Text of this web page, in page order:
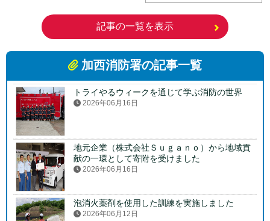
記事の一覧を表示
加西消防署の記事一覧
トライやるウィークを通じて学ぶ消防の世界
2026年06月16日
地元企業（株式会社Ｓｕｇａｎｏ）から地域貢
献の一環として寄附を受けました
2026年06月16日
泡消火薬剤を使用した訓練を実施しました
2026年06月12日